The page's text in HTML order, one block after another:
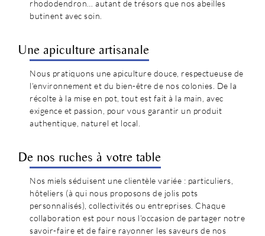
rhododendron… autant de trésors que nos abeilles
butinent avec soin.
Une apiculture artisanale
Nous pratiquons une apiculture douce, respectueuse de
l’environnement et du bien-être de nos colonies. De la
récolte à la mise en pot, tout est fait à la main, avec
exigence et passion, pour vous garantir un produit
authentique, naturel et local.
De nos ruches à votre table
Nos miels séduisent une clientèle variée : particuliers,
hôteliers (à qui nous proposons de jolis pots
personnalisés), collectivités ou entreprises. Chaque
collaboration est pour nous l’occasion de partager notre
savoir-faire et de faire rayonner les saveurs de nos